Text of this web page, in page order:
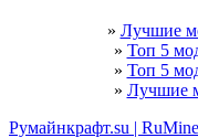
» Лучшие
» Топ 5
» Топ 5
» Лучшие
Румайнкрафт.su |